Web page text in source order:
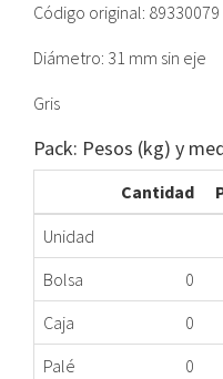
Código original: 89330079
Diámetro: 31 mm sin eje
Gris
Pack: Pesos (kg) y
Cantidad
Unidad
Bolsa
0
Caja
0
Palé
0